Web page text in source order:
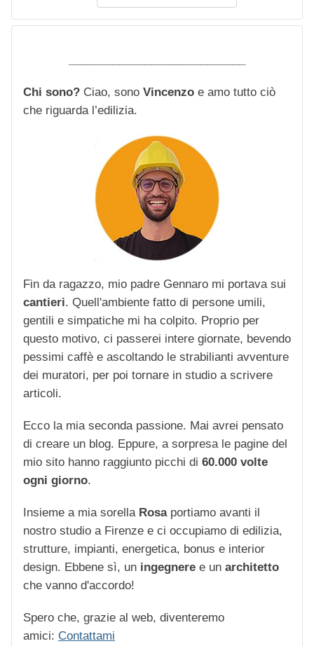
Chi sono? Ciao, sono Vincenzo e amo tutto ciò
che riguarda l’edilizia.
Fin da ragazzo, mio padre Gennaro mi portava sui
cantieri. Quell'ambiente fatto di persone umili,
gentili e simpatiche mi ha colpito. Proprio per
questo motivo, ci passerei intere giornate, bevendo
pessimi caffè e ascoltando le strabilianti avventure
dei muratori, per poi tornare in studio a scrivere
articoli.
Ecco la mia seconda passione. Mai avrei pensato
di creare un blog. Eppure, a sorpresa le pagine del
mio sito hanno raggiunto picchi di 60.000 volte
ogni giorno.
Insieme a mia sorella Rosaportiamo avanti il
nostro studio a Firenze e ci occupiamo di edilizia,
strutture, impianti, energetica, bonus e interior
design. Ebbene sì, un ingegnere e un architetto
che vanno d'accordo!
Spero che, grazie al web, diventeremo
amici: Contattami